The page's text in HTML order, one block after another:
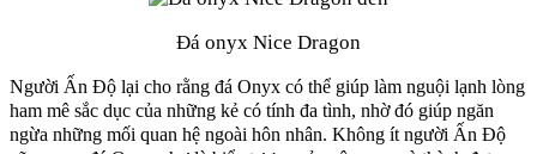
Đá onyx Nice Dragon
Người Ấn Độ lại cho rằng đá Onyx có thể giúp làm nguội lạnh lòng
ham mê sắc dục của những kẻ có tính đa tình, nhờ đó giúp ngăn
ngừa những mối quan hệ ngoài hôn nhân. Không ít người Ấn Độ